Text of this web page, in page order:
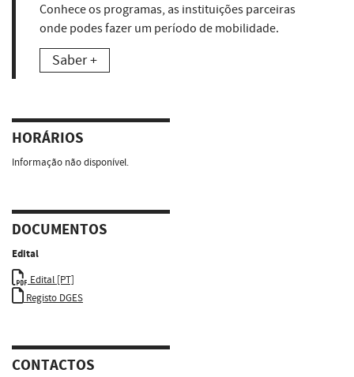
Conhece os programas, as instituições parceiras
onde podes fazer um período de mobilidade.
Saber +
HORÁRIOS
Informação não disponível.
DOCUMENTOS
Edital
Edital [PT]
Registo DGES
CONTACTOS